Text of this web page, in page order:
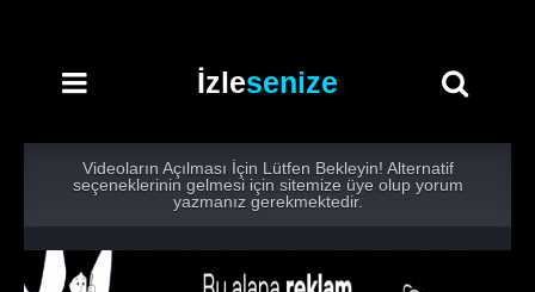
İzlesenize
Videoların Açılması İçin Lütfen Bekleyin! Alternatif
seçeneklerinin gelmesi için sitemize üye olup yorum
yazmanız gerekmektedir.